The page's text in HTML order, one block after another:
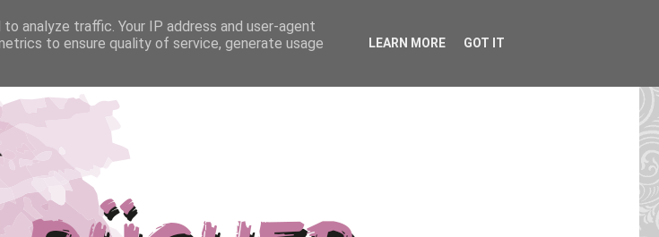
analyze traffic. Your IP address and user-agent
to ensure quality of service, generate usage
LEARN MORE GOT IT